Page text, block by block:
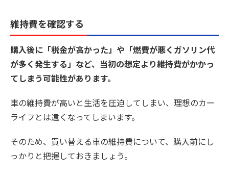
維持費を確認する
購入後に「税金が高かった」や「燃費が悪くガソリン代
が多く発生する」など、当初の想定より維持費がかかっ
てしまう可能性があります。
車の維持費が高いと生活を圧迫してしまい、理想のカー
ライフとは遠くなってしまいます。
そのため、買い替える車の維持費について、購入前にし
っかりと把握しておきましょう。